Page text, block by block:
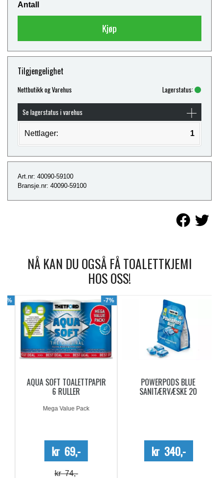
Antall
Kjøp
Tilgjengelighet
Nettbutikk og Varehus Lagerstatus:
Se lagerstatus i varehus
Nettlager: 1
Art.nr: 40090-59100
Bransje.nr: 40090-59100
NÅ KAN DU OGSÅ FÅ TOALETTKJEMI
HOS OSS!
-7%
AQUA SOFT TOALETTPAPIR
6 RULLER
Mega Value Pack
kr 69,-
kr 74,-
POWERPODS BLUE
SANITÆRVÆSKE 20
kr 340,-